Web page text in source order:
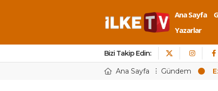
Ana Sayfa
Yazarlar
Bizi Takip Edin:
Ana Sayfa Gündem